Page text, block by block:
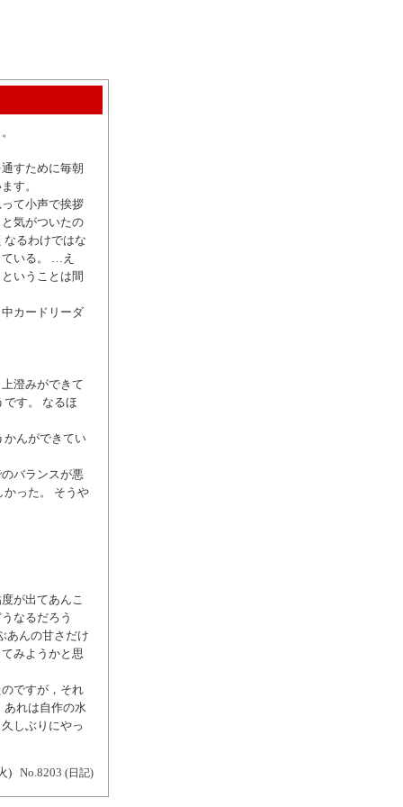
すために毎朝
す。
て小声で挨拶
気がついたの
なるわけではな
いる。 …え
いうことは間
カードリーダ
澄みができて
す。 なるほ
かんができてい
バランスが悪
かった。 そうや
が出てあんこ
なるだろう
あんの甘さだけ
みようかと思
ですが，それ
あれは自作の水
しぶりにやっ
) No.8203 (日記)